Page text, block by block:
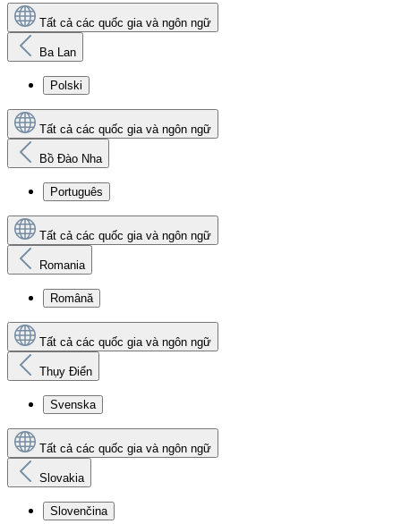
Tất cả các quốc gia và ngôn ngữ
Ba Lan
Polski
Tất cả các quốc gia và ngôn ngữ
Bồ Đào Nha
Português
Tất cả các quốc gia và ngôn ngữ
Romania
Română
Tất cả các quốc gia và ngôn ngữ
Thụy Điển
Svenska
Tất cả các quốc gia và ngôn ngữ
Slovakia
Slovenčina